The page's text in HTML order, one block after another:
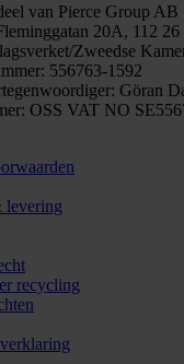
van Pierce Group AB
20A, 112
Zweedse
556763-1592
Göran
OSS VAT NO
levering
recycling